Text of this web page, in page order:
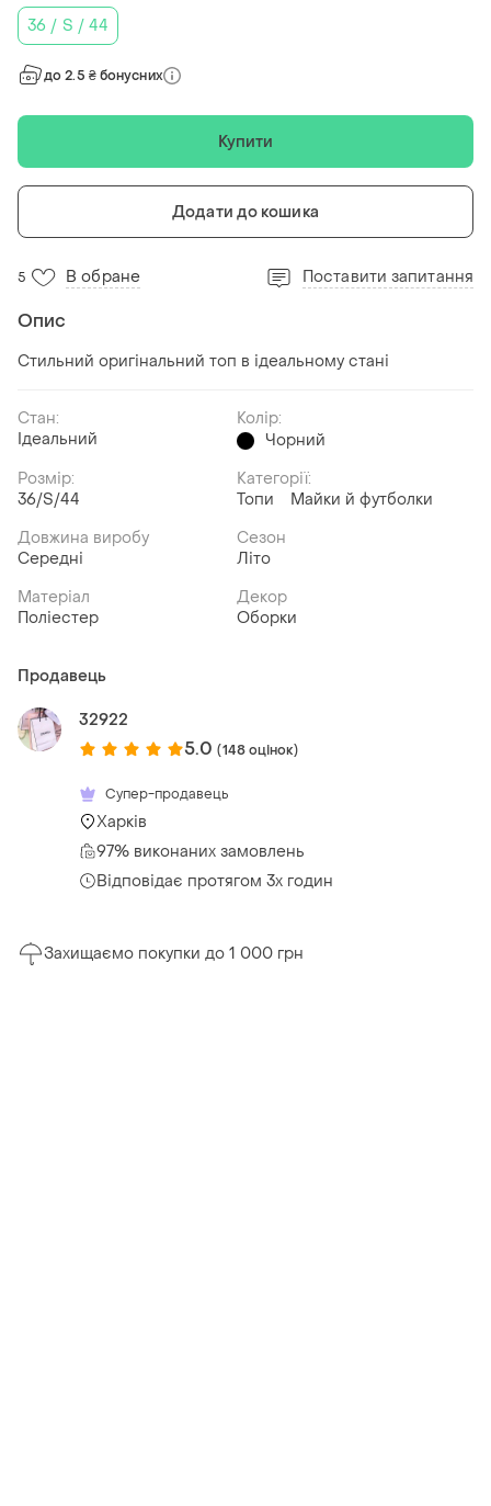
36 / S / 44
до 2.5 ₴ бонусних
Купити
Додати до кошика
5 В обране Поставити запитання
Опис
Стильний оригінальний топ в ідеальному стані
Стан:
Ідеальний
Колір:
Чорний
Розмір:
36/S/44
Категорії:
Топи
Майки й футболки
Довжина виробу
Середні
Сезон
Літо
Матеріал
Поліестер
Декор
Оборки
Продавець
32922
5.0 (148 оцінок)
Супер-продавець
Харків
97% виконаних замовлень
Відповідає протягом 3х годин
Захищаємо покупки до 1 000 грн